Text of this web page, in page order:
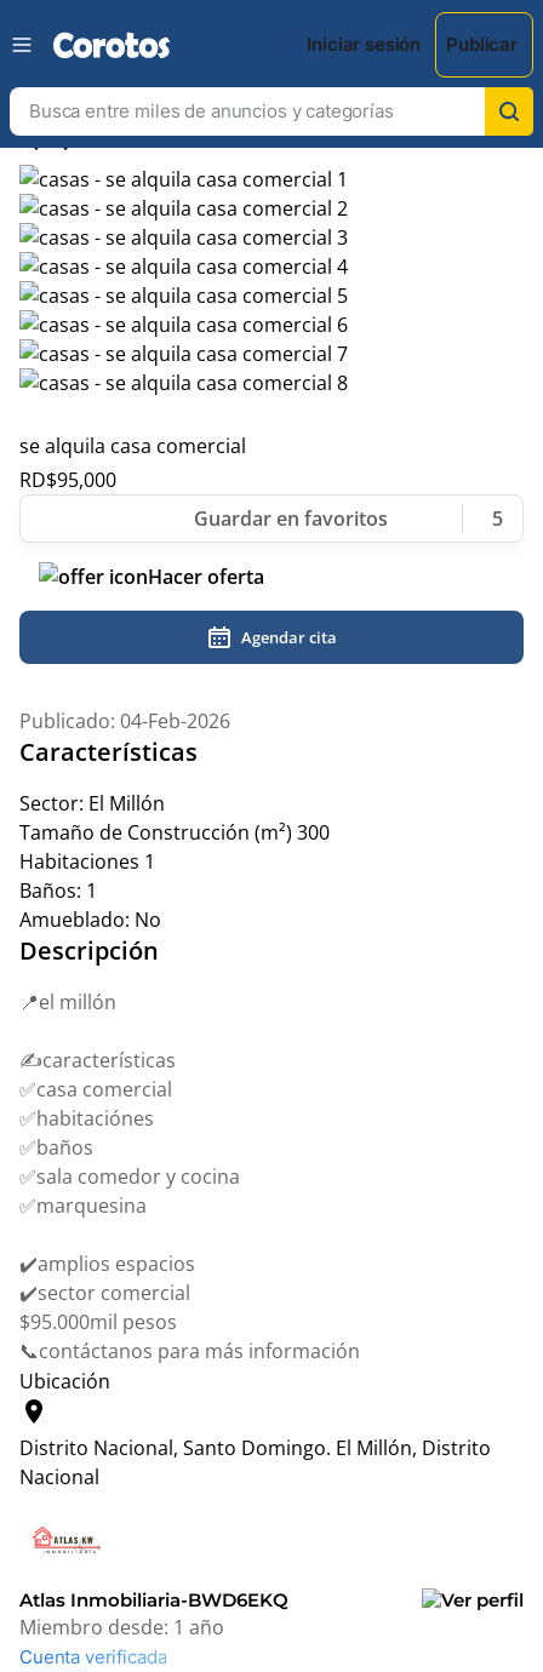
Iniciar sesión Publicar
chevron_leftchevron_right
se alquila casa comercial
RD$95,000
5
Hacer oferta
Agendar cita
Publicado: 04-Feb-2026
Características
Sector: El Millón
Tamaño de Construcción (m²) 300
Habitaciones 1
Baños: 1
Amueblado: No
Descripción
📍el millón
✍️características
✅casa comercial
✅habitaciónes
✅baños
✅sala comedor y cocina
✅marquesina
✔️amplios espacios
✔️sector comercial
$95.000mil pesos
📞contáctanos para más información
Ubicación
location_on
Distrito Nacional, Santo Domingo. El Millón, Distrito
Nacional
+
−
Atlas Inmobiliaria-BWD6EKQ
Miembro desde: 1 año
Cuenta verificada